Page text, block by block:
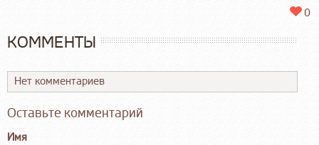
0
КОММЕНТЫ
Нет комментариев
Оставьте комментарий
Имя